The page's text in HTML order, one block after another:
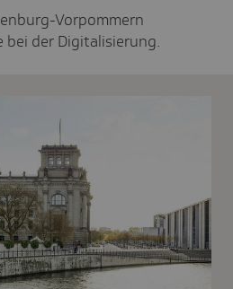
Vorpommern
bei der Digitalisierung.